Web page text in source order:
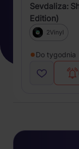
Sevdaliza:
Edition)
2Vinyl
Do tygodnia